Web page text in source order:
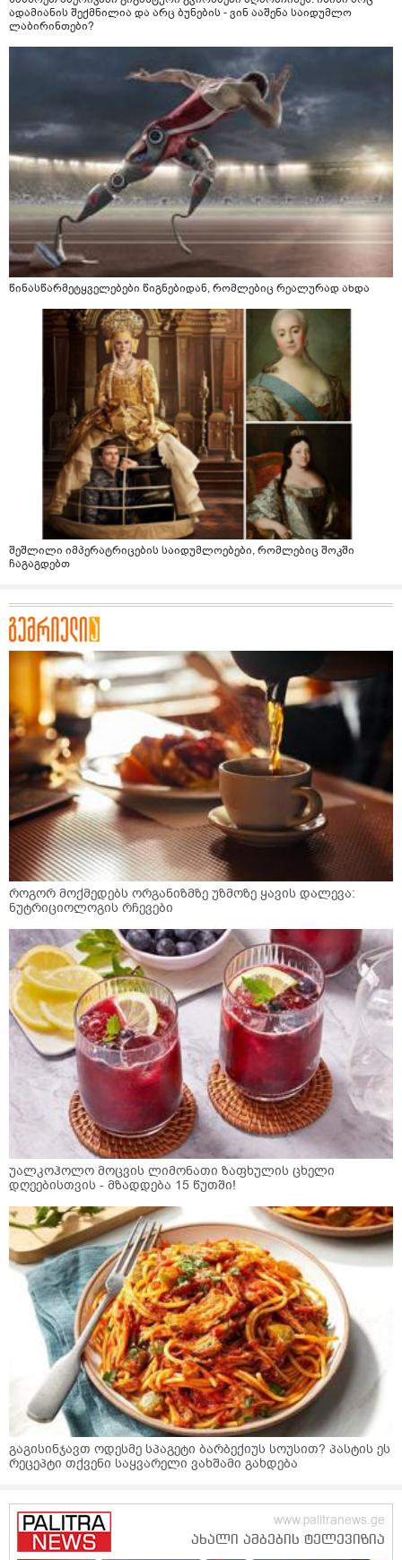
ადამიანის შექმნილია და არც ბუნების - ვინ ააშენა საიდუმლო
ლაბირინთები?
წინასწარმეტყველებები წიგნებიდან, რომლებიც რეალურად ახდა
შეშლილი იმპერატრიცების საიდუმლოებები, რომლებიც შოკში
ჩაგაგდებთ
როგორ მოქმედებს ორგანიზმზე უზმოზე ყავის დალევა:
ნუტრიციოლოგის რჩევები
უალკოჰოლო მოცვის ლიმონათი ზაფხულის ცხელი
დღეებისთვის - მზადდება 15 წუთში!
გაგისინჯავთ ოდესმე სპაგეტი ბარბექიუს სოუსით? პასტის ეს
რეცეპტი თქვენი საყვარელი ვახშამი გახდება